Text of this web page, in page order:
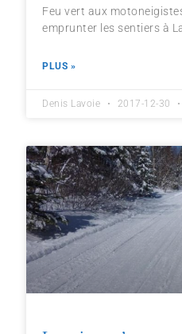
Feu vert aux
emprunter les sentiers à
PLUS »
Denis Lavoie 2017-12-30